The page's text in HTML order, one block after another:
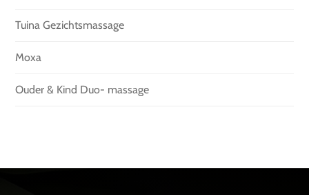
Tuina Gezichtsmassage
Moxa
Ouder & Kind Duo- massage